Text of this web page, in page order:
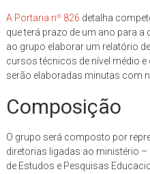
A Portaria nº 826 detalha
que terá prazo de um ano para
ao grupo elaborar um relatório
cursos técnicos de nível médio
serão elaboradas minutas com
Composição
O grupo será composto por
diretorias ligadas ao ministério –
de Estudos e Pesquisas